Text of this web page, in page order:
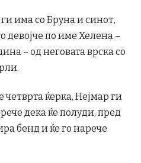
има со Бруна и синот,
девојче по име Хелена –
– од неговата врска со
четврта ќерка, Нејмар ги
дека ќе полуди, пред
бенд и ќе го нарече